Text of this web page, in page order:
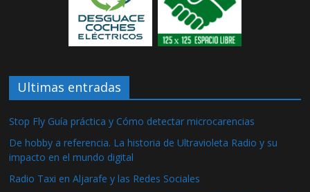
Ultimas entradas
Stop Fly Guía práctica y Cómo detectar microcarencias
De hobby a referencia. La historia de Ultravioleta Radio y su
impacto en el mundo digital
Radio Taxi en Aljarafe y las Redes Sociales